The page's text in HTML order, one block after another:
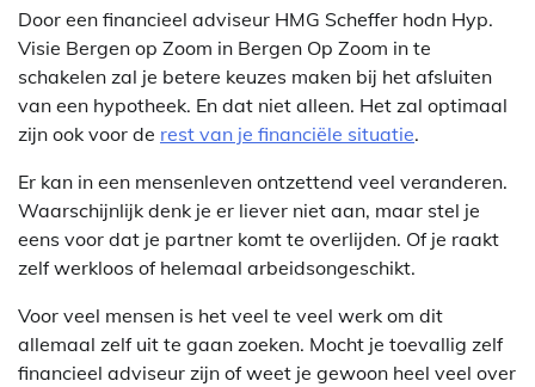
Door een financieel adviseur HMG Scheffer hodn Hyp.
Visie Bergen op Zoom in Bergen Op Zoom in te
schakelen zal je betere keuzes maken bij het afsluiten
van een hypotheek. En dat niet alleen. Het zal optimaal
zijn ook voor de rest van je financiële situatie.
Er kan in een mensenleven ontzettend veel veranderen.
Waarschijnlijk denk je er liever niet aan, maar stel je
eens voor dat je partner komt te overlijden. Of je raakt
zelf werkloos of helemaal arbeidsongeschikt.
Voor veel mensen is het veel te veel werk om dit
allemaal zelf uit te gaan zoeken. Mocht je toevallig zelf
financieel adviseur zijn of weet je gewoon heel veel over